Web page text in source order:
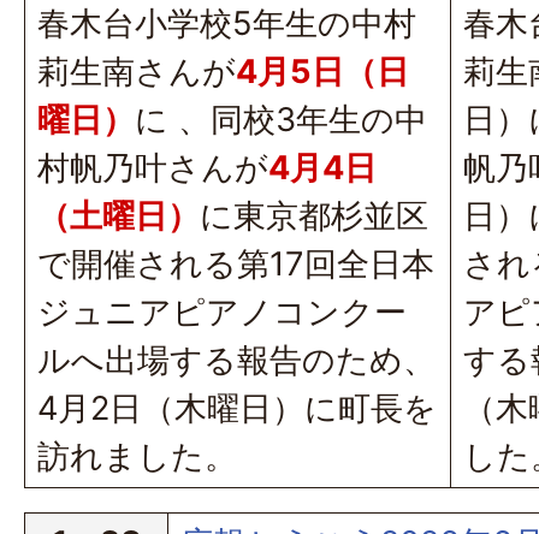
春木台小学校5年生の中村
莉生南さんが4月5日（日
曜日） に 、同校3年生の中
村帆乃叶さんが4月4日
（土曜日） に東京都杉並区
で開催される第17回全日本
ジュニアピアノコンクー
ルへ出場する報告のため、
4月2日（木曜日）に町長を
訪れました。
春木
莉生
日
帆乃
日
さ
ア
する
（
し